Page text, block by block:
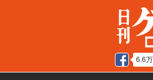
6.6万